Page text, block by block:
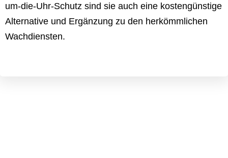
um-die-Uhr-Schutz sind sie auch eine kostengünstige
Alternative und Ergänzung zu den herkömmlichen
Wachdiensten.